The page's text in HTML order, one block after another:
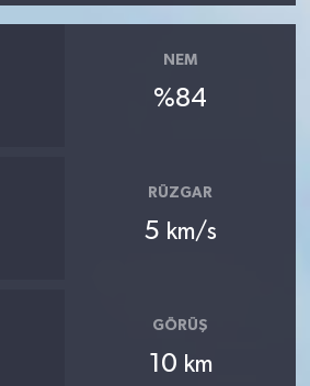
NEM
%84
RÜZGAR
5 km/s
GÖRÜŞ
10 km